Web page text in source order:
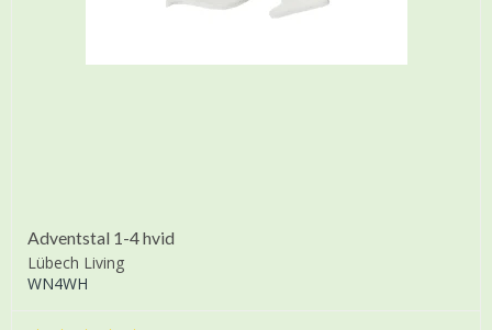
Adventstal 1-4 hvid
Lübech Living
WN4WH